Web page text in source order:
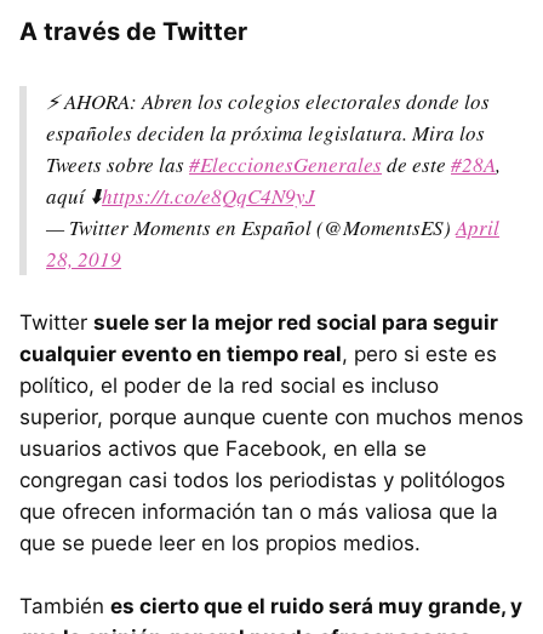
A través de Twitter
⚡️ AHORA: Abren los colegios electorales donde los
españoles deciden la próxima legislatura. Mira los
Tweets sobre las#EleccionesGeneralesde este #28A,
aquí ⬇️https://t.co/e8QqC4N9yJ
— Twitter Moments en Español (@MomentsES)April
28, 2019
Twitter suele ser la mejor red social para seguir
cualquier evento en tiempo real, pero si este es
político, el poder de la red social es incluso
superior, porque aunque cuente con muchos menos
usuarios activos que Facebook, en ella se
congregan casi todos los periodistas y politólogos
que ofrecen información tan o más valiosa que la
que se puede leer en los propios medios.
También es cierto que el ruido será muy grande, y